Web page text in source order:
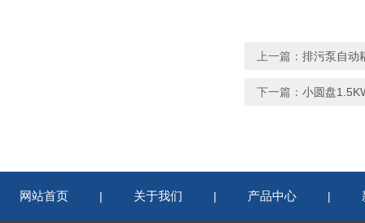
上一篇： 排污泵自动
下一篇： 小圆盘
网站首页 | 关于我们 | 产品中心 |